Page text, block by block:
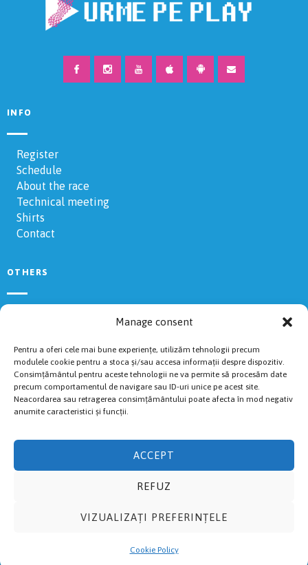
Manage consent
Pentru a oferi cele mai bune experiențe, utilizăm tehnologii precum
modulele cookie pentru a stoca și/sau accesa informații despre dispozitiv.
Consimțământul pentru aceste tehnologii ne va permite să procesăm date
precum comportamentul de navigare sau ID-uri unice pe acest site.
Neacordarea sau retragerea consimțământului poate afecta în mod negativ
anumite caracteristici și funcții.
ACCEPT
REFUZ
VIZUALIZAȚI PREFERINȚELE
Cookie Policy
INFO
Register
Schedule
About the race
Technical meeting
Shirts
Contact
OTHERS
Volunteers
Livestream
Cookies Policy
Accommodations
Fuguț